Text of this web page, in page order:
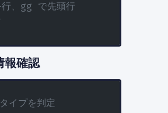
、gg で先頭行
報確認
イプを判定